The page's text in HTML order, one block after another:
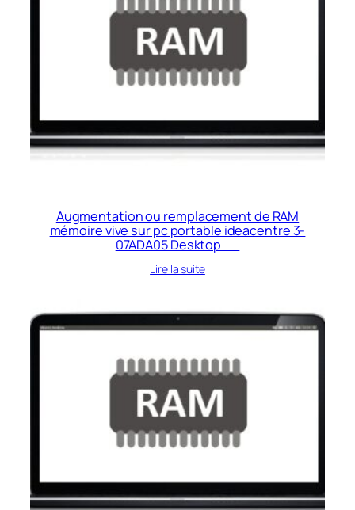
Augmentation ou remplacement de RAM
mémoire vive sur pc portable ideacentre 3-
07ADA05 Desktop
Lire la suite